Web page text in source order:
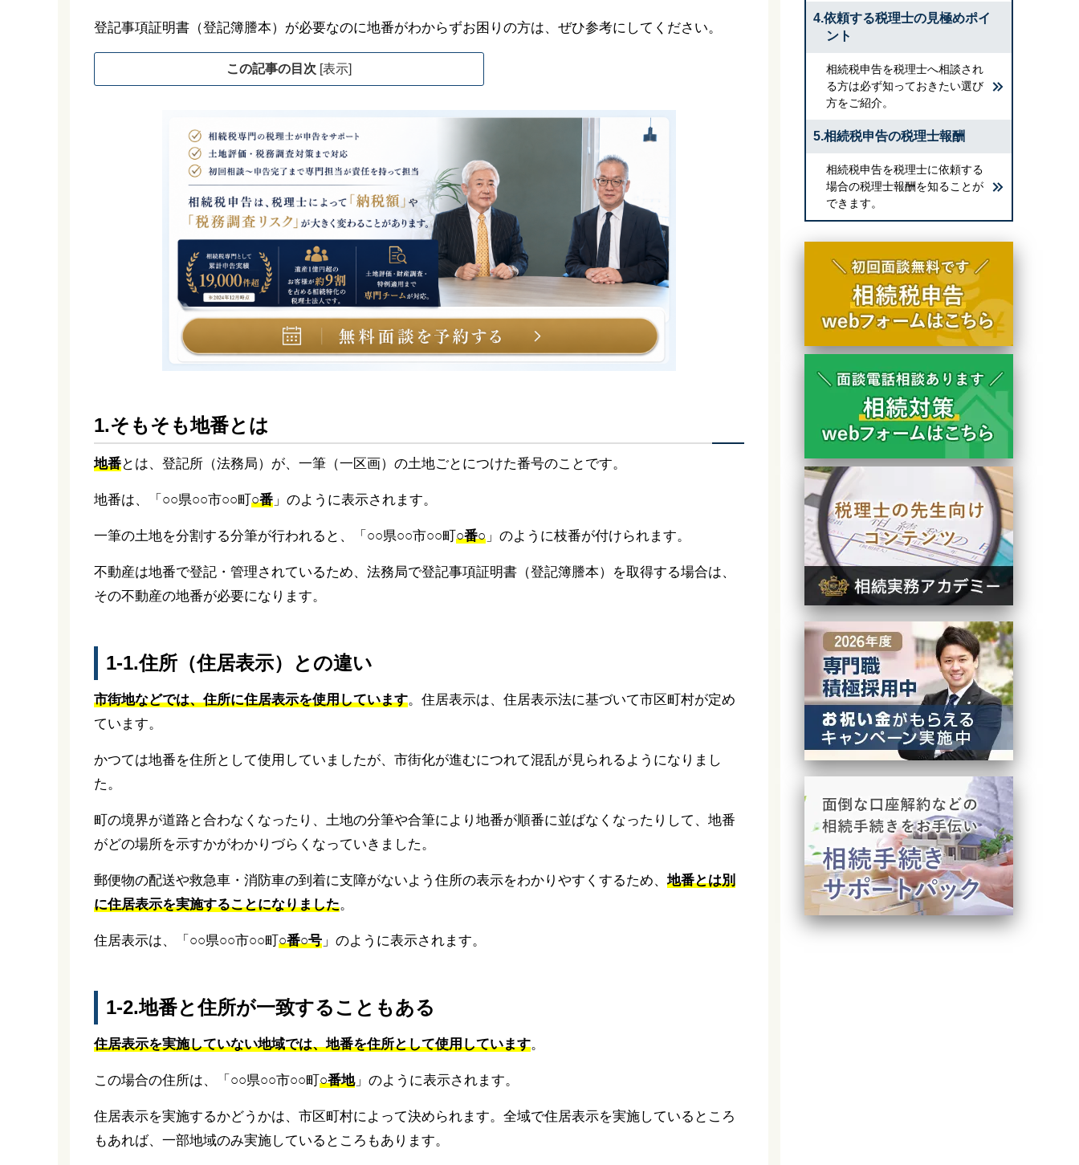
登記事項証明書（登記簿謄本）が必要なのに地番がわからずお困りの方は、ぜひ参考にしてください。
この記事の目次 [表示]
1.そもそも地番とは
地番とは、登記所（法務局）が、一筆（一区画）の土地ごとにつけた番号のことです。
地番は、「○○県○○市○○町○番 」のように表示されます。
一筆の土地を分割する分筆が行われると、「○○県○○市○○町○番○ 」のように枝番が付けられます。
不動産は地番で登記・管理されているため、法務局で登記事項証明書（登記簿謄本）を取得する場合は、
その不動産の地番が必要になります。
1-1.住所（住居表示）との違い
市街地などでは、住所に住居表示を使用しています。住居表示は、住居表示法に基づいて市区町村が定め
ています。
かつては地番を住所として使用していましたが、市街化が進むにつれて混乱が見られるようになりまし
た。
町の境界が道路と合わなくなったり、土地の分筆や合筆により地番が順番に並ばなくなったりして、地番
がどの場所を示すかがわかりづらくなっていきました。
郵便物の配送や救急車・消防車の到着に支障がないよう住所の表示をわかりやすくするため、 地番とは別
に住居表示を実施することになりました。
住居表示は、「○○県○○市○○町○番○号 」のように表示されます。
1-2.地番と住所が一致することもある
住居表示を実施していない地域では、地番を住所として使用しています。
この場合の住所は、「○○県○○市○○町 ○番地」のように表示されます。
住居表示を実施するかどうかは、市区町村によって決められます。全域で住居表示を実施しているところ
もあれば、一部地域のみ実施しているところもあります。
4.依頼する税理士の見極めポイ
ント
相続税申告を税理士へ相談され
る方は必ず知っておきたい選び
方をご紹介。
5.相続税申告の税理士報酬
相続税申告を税理士に依頼する
場合の税理士報酬を知ることが
できます。